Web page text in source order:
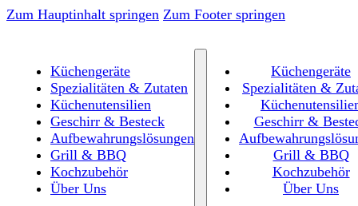
Zum Hauptinhalt springen Zum Footer springen
Küchengeräte
Spezialitäten & Zutaten
Küchenutensilien
Geschirr & Besteck
Aufbewahrungslösungen
Grill & BBQ
Kochzubehör
Über Uns
Küchengeräte
Spezialitäten &
Geschirr &
Grill & BBQ
Kochzubehör
Über Uns